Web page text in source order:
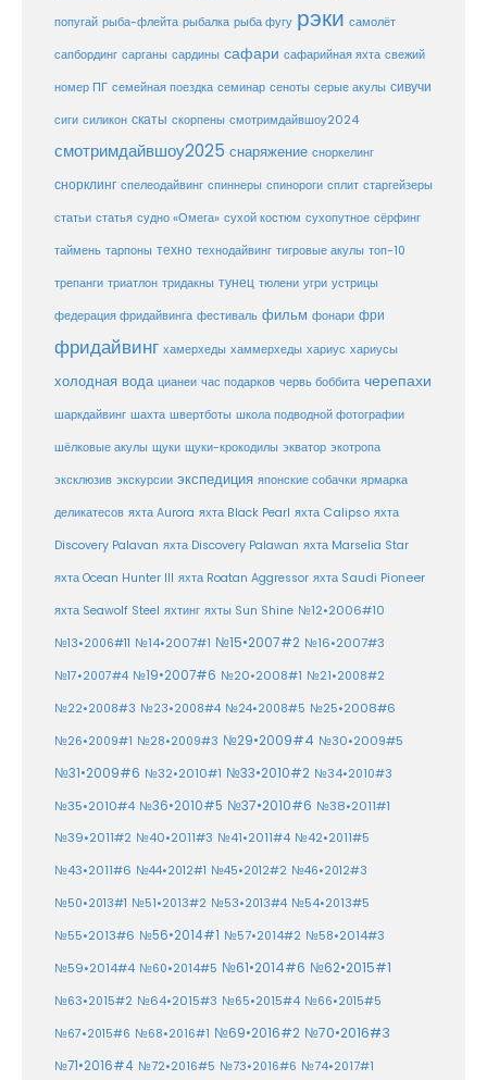
попугай рыба-флейта рыбалка рыба фугу рэки самолёт
сапбординг сарганы сардины сафари сафарийная яхта свежий
номер ПГ семейная поездка семинар сеноты серые акулы сивучи
сиги силикон скаты скорпены смотримдайвшоу2024
смотримдайвшоу2025 снаряжение сноркелинг
снорклинг спелеодайвинг спиннеры спинороги сплит старгейзеры
статьи статья судно «Омега» сухой костюм сухопутное сёрфинг
таймень тарпоны техно технодайвинг тигровые акулы топ-10
трепанги триатлон тридакны тунец тюлени угри устрицы
федерация фридайвинга фестиваль фильм фонари фри
фридайвинг хамерхеды хаммерхеды хариус хариусы
холодная вода цианеи час подарков червь боббита черепахи
шаркдайвинг шахта швертботы школа подводной фотографии
шёлковые акулы щуки щуки-крокодилы экватор экотропа
эксклюзив экскурсии экспедиция японские собачки ярмарка
деликатесов яхта Aurora яхта Black Pearl яхта Calipso яхта
Discovery Palavan яхта Discovery Palawan яхта Marselia Star
яхта Ocean Hunter III яхта Roatan Aggressor яхта Saudi Pioneer
яхта Seawolf Steel яхтинг яхты Sun Shine №12•2006#10
№13•2006#11 №14•2007#1 №15•2007#2 №16•2007#3
№17•2007#4 №19•2007#6 №20•2008#1 №21•2008#2
№22•2008#3 №23•2008#4 №24•2008#5 №25•2008#6
№26•2009#1 №28•2009#3 №29•2009#4 №30•2009#5
№31•2009#6 №32•2010#1 №33•2010#2 №34•2010#3
№35•2010#4 №36•2010#5 №37•2010#6 №38•2011#1
№39•2011#2 №40•2011#3 №41•2011#4 №42•2011#5
№43•2011#6 №44•2012#1 №45•2012#2 №46•2012#3
№50•2013#1 №51•2013#2 №53•2013#4 №54•2013#5
№55•2013#6 №56•2014#1 №57•2014#2 №58•2014#3
№59•2014#4 №60•2014#5 №61•2014#6 №62•2015#1
№63•2015#2 №64•2015#3 №65•2015#4 №66•2015#5
№67•2015#6 №68•2016#1 №69•2016#2 №70•2016#3
№71•2016#4 №72•2016#5 №73•2016#6 №74•2017#1